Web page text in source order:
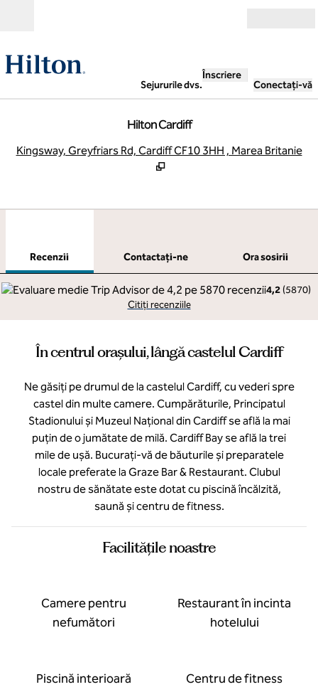
Sejururile dvs.
Înscriere
Conectați-vă
Hilton Cardiff
Kingsway, Greyfriars Rd, Cardiff CF10 3HH , Marea Britanie
Recenzii Contactaţi-ne
Ora sosirii
4,2 (5870)
Citiți recenziile
În centrul orașului, lângă castelul Cardiff
Ne găsiți pe drumul de la castelul Cardiff, cu vederi spre
castel din multe camere. Cumpărăturile, Principatul
Stadionului și Muzeul Național din Cardiff se află la mai
puțin de o jumătate de milă. Cardiff Bay se află la trei
mile de ușă. Bucurați-vă de băuturile și preparatele
locale preferate la Graze Bar & Restaurant. Clubul
nostru de sănătate este dotat cu piscină încălzită,
saună și centru de fitness.
Facilităţile noastre
Camere pentru
nefumători
Restaurant în incinta
hotelului
Piscină interioară Centru de fitness